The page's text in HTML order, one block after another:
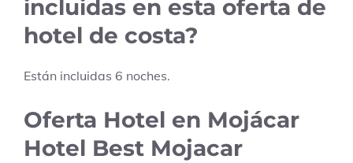
incluidas en esta oferta de
hotel de costa?
Están incluidas 6 noches.
Oferta Hotel en Mojácar
Hotel Best Mojacar